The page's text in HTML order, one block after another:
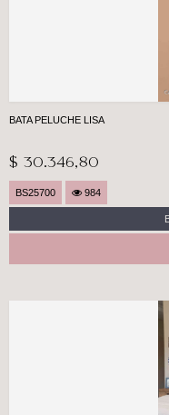
BATA PELUCHE LISA
$ 30.346,80
BS25700 984